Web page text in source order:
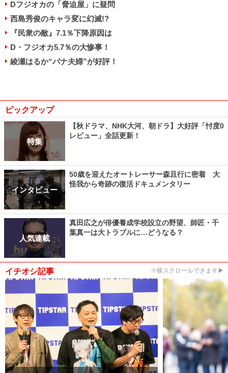
Dフジオカの「脅迫屋」に疑問
西島秀俊のキャラ変に幻滅!?
『民衆の敵』7.1％下降原因は
D・フジオカ5.7％の大惨事！
綾瀬はるか“パナ夫婦”が好評！
ピックアップ
特集
【秋ドラマ、NHK大河、朝ドラ】大好評「忖度0
レビュー」全話更新！
インタビュー
50歳を迎えたオートレーサー森且行に密着 大
怪我から奇跡の復活ドキュメンタリー
人気連載
真田広之が俳優養成学校設立の野望、師匠・千
葉真一は大トラブルに…どうなる？
イチオシ記事 ※横スクロールできます▶